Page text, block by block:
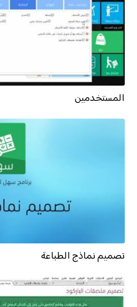
المستخدمين
تصميم نماذج الطباعة